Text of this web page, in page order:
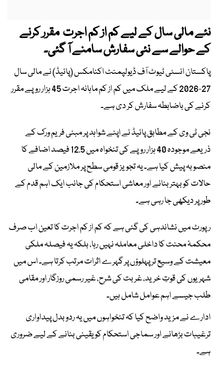
نئے مالی سال کے لیے کم از کم اجرت مقرر کرنے
کے حوالے سے نئی سفارش سامنے آ گئی۔
پاکستان انسٹی ٹیوٹ آف ڈیولپمنٹ اکنامکس (پائیڈ) نے مالی سال
27-2026 کے لیے ملک میں کم از کم ماہانہ اجرت 45 ہزار روپے مقرر
کرنے کی باضابطہ سفارش کر دی ہے۔
نجی ٹی وی کے مطابق پائیڈ نے اپنے شواہد پر مبنی فریم ورک کے
ذریعے موجودہ 40 ہزار روپے کی تنخواہ میں 12.5 فیصد اضافے کا
منصوبہ پیش کیا ہے۔ یہ تجویز قومی سطح پر ملازمین کے مالی
حالات کو بہتر بنانے اور معاشی استحکام کی جانب ایک اہم قدم کے
طور پر دیکھی جا رہی ہے۔
رپورٹ میں نشاندہی کی گئی ہے کہ کم از کم اجرت کا تعین اب صرف
محکمۂ محنت کا داخلی معاملہ نہیں رہا، بلکہ یہ فیصلہ ملکی
معیشت کے وسیع تر پہلوؤں پر گہرے اثرات مرتب کرتا ہے۔ اس میں
شہریوں کی قوتِ خرید، غربت کی شرح، غیر رسمی روزگار اور مقامی
طلب جیسے اہم عوامل شامل ہیں۔
ادارے نے مزید واضح کیا کہ تنخواہوں میں یہ ردوبدل پیداواری
ترغیبات بڑھانے اور سماجی استحکام کو یقینی بنانے کے لیے ضروری
ہے۔